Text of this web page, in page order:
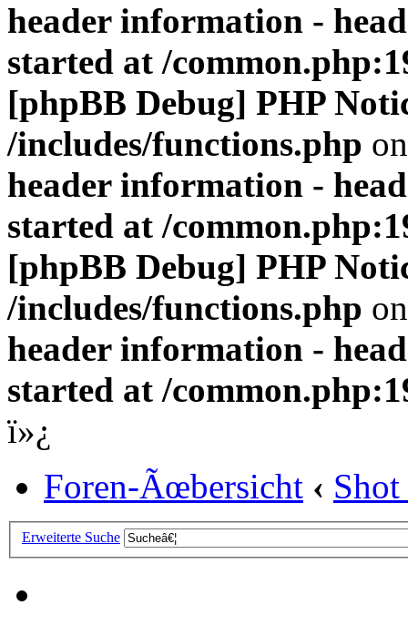
header information -
started at /
[phpBB Debug] PHP
/includes/functions.php
header information -
started at /
[phpBB Debug] PHP
/includes/functions.php
header information -
started at /
ï»¿
Foren-Ãœbersicht ‹
Erweiterte Suche